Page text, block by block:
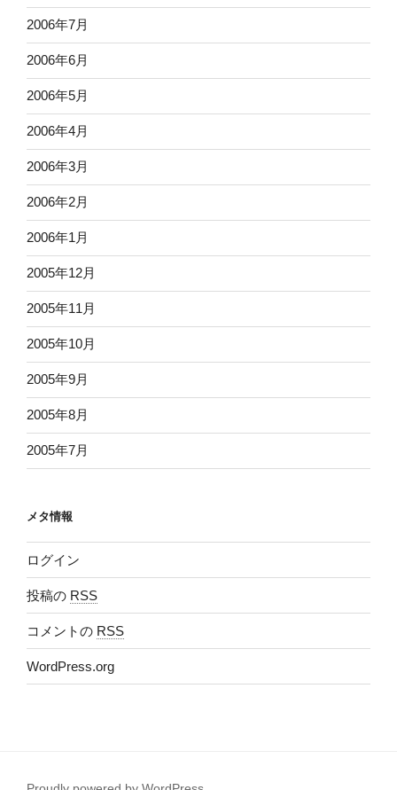
2006年7月
2006年6月
2006年5月
2006年4月
2006年3月
2006年2月
2006年1月
2005年12月
2005年11月
2005年10月
2005年9月
2005年8月
2005年7月
メタ情報
ログイン
投稿の RSS
コメントの RSS
WordPress.org